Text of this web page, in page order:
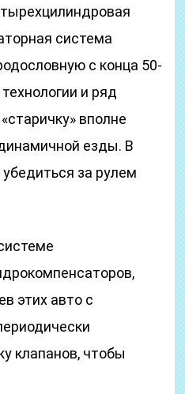
система
с конца 50-
и ряд
вполне
езды. В
за рулем
этих авто с
клапанов, чтобы